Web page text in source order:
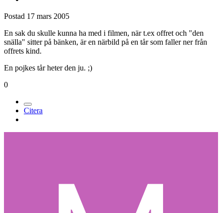
Postad 17 mars 2005
En sak du skulle kunna ha med i filmen, när t.ex offret och "den
snälla" sitter på bänken, är en närbild på en tår som faller ner från
offrets kind.
En pojkes tår heter den ju. ;)
0
Citera